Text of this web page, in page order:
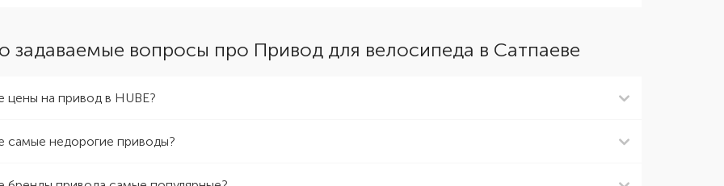
задаваемые вопросы про Привод для велосипеда в Сатпаеве
цены на привод в HUBE?
самые недорогие приводы?